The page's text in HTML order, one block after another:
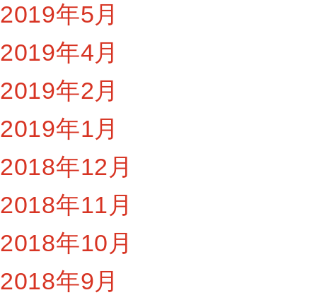
2019年5月
2019年4月
2019年2月
2019年1月
2018年12月
2018年11月
2018年10月
2018年9月